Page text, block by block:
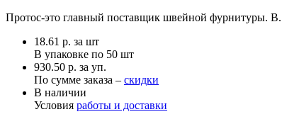
Протос-это главный поставщик швейной фурнитуры.
18.61 р. за шт
В упаковке по 50 шт
930.50 р. за уп.
По сумме заказа – скидки
В наличии
Условия работы и доставки